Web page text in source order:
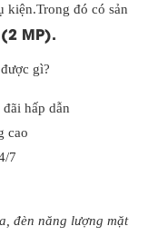
kiện.Trong đó có sản
MP).
gì?
hấp dẫn
cao
7
đèn năng lượng mặt